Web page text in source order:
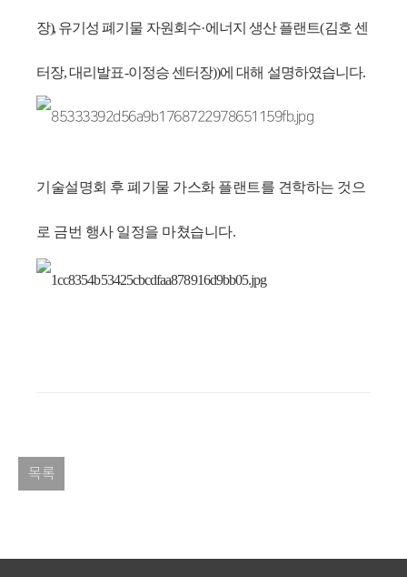
장), 유기성 폐기물 자원회수·에너지 생산 플랜트(김호 센
터장,대리발표-이정승 센터장))에 대해 설명하였습니다.
기술설명회 후 폐기물 가스화 플랜트를 견학하는 것으
로 금번 행사 일정을 마쳤습니다.
목록